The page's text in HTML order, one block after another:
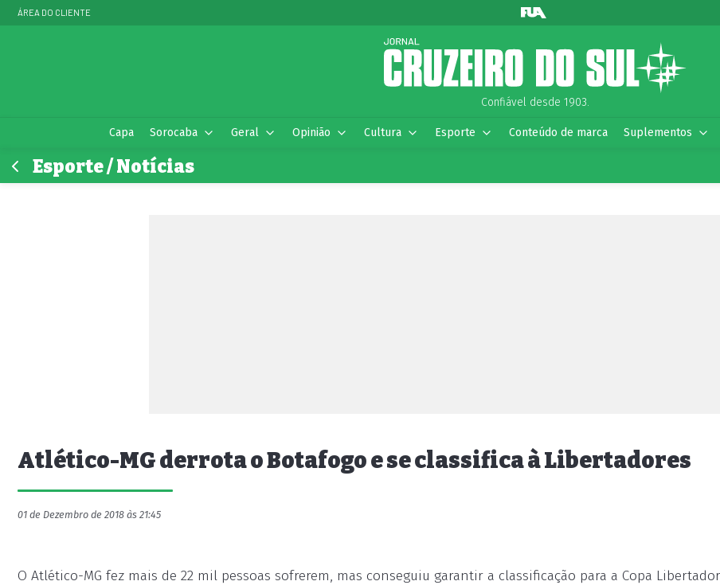
ÁREA DO CLIENTE
Confiável desde 1903.
Capa Sorocaba Geral Opinião Cultura Esporte Conteúdo de marca Suplementos
Esporte / Notícias
Atlético-MG derrota o Botafogo e se classifica à Libertadores
01 de Dezembro de 2018 às 21:45
O Atlético-MG fez mais de 22 mil pessoas sofrerem, mas conseguiu garantir a classificação para a Copa